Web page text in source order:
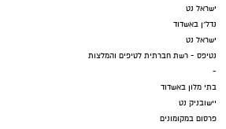
ישראל נט
נדל"ן באשדוד
ישראל נט
נטיפס - רשת חברתית לטיפים והמלצות
-
בתי מלון באשדוד
יישובניק נט
פרסום במקומונים